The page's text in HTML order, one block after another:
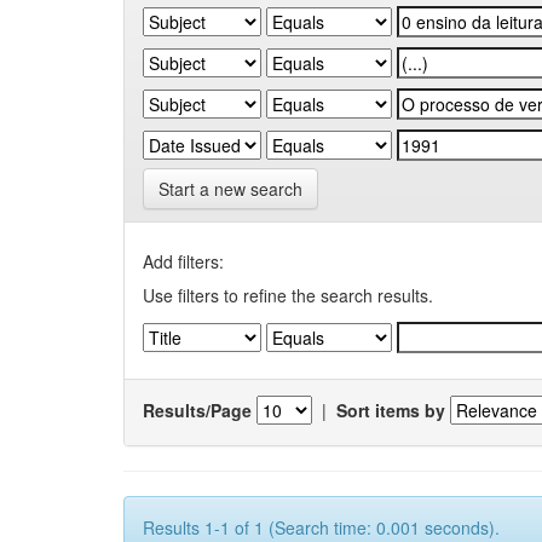
Start a new search
Add filters:
Use filters to refine the search results.
Results/Page | Sort items by
Results 1-1 of 1 (Search time: 0.001 seconds).